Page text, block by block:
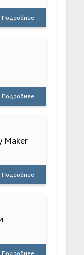
Подробнее
Подробнее
Maker
Подробнее
Подробнее